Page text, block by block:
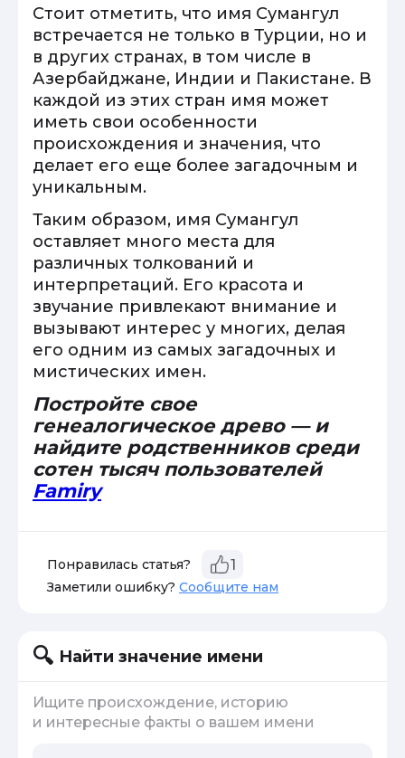
Стоит отметить, что имя Сумангул
встречается не только в Турции, но и
в других странах, в том числе в
Азербайджане, Индии и Пакистане. В
каждой из этих стран имя может
иметь свои особенности
происхождения и значения, что
делает его еще более загадочным и
уникальным.
Таким образом, имя Сумангул
оставляет много места для
различных толкований и
интерпретаций. Его красота и
звучание привлекают внимание и
вызывают интерес у многих, делая
его одним из самых загадочных и
мистических имен.
Постройте свое
генеалогическое древо — и
найдите родственников среди
сотен тысяч пользователей
Famiry
Понравилась статья? 1
Заметили ошибку? Сообщите нам
Найти значение имени
Ищите происхождение, историю
и интересные факты о вашем имени